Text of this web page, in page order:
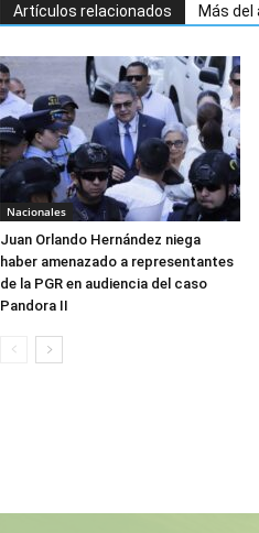
Artículos relacionados Más del
Nacionales
Juan Orlando Hernández niega
haber amenazado a representantes
de la PGR en audiencia del caso
Pandora II